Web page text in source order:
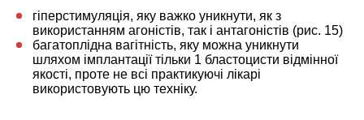
гіперстимуляція, яку важко уникнути, як з
використанням агоністів, так і антагоністів (рис. 15)
багатоплідна вагітність, яку можна уникнути
шляхом імплантації тільки 1 бластоцисти відмінної
якості, проте не всі практикуючі лікарі
використовують цю техніку.